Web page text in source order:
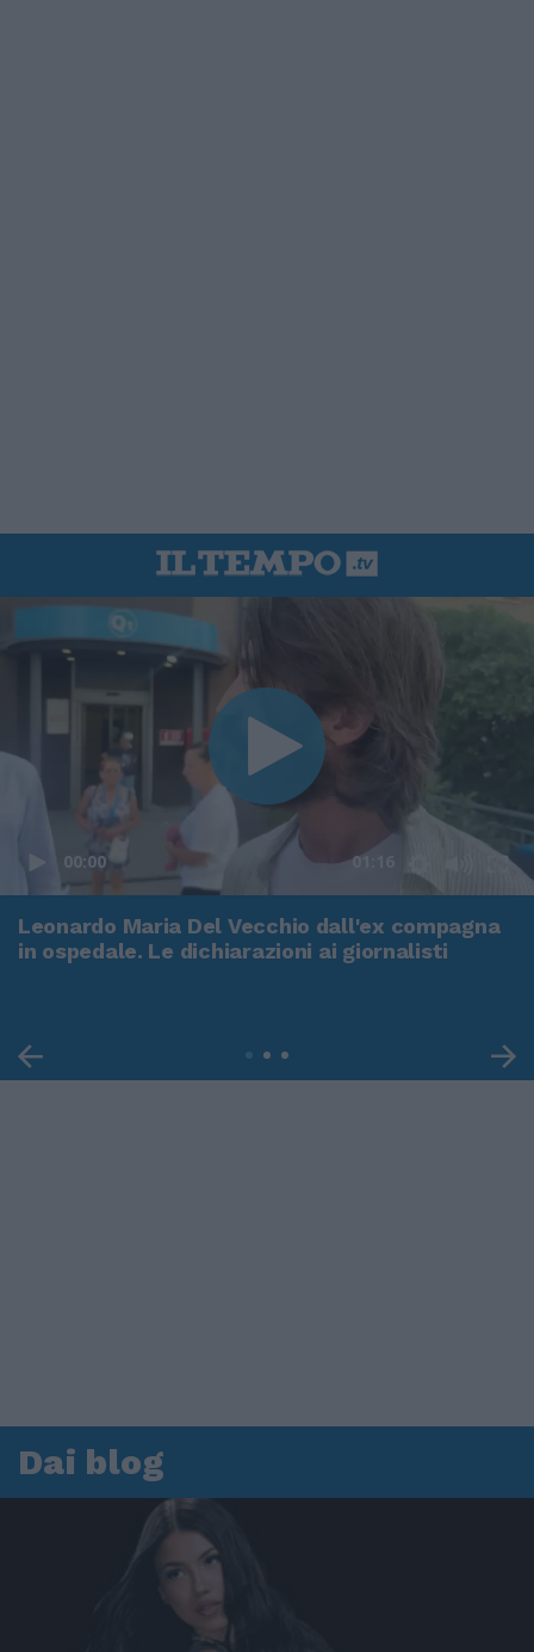
00:00 01:16
Leonardo Maria Del Vecchio dall'ex compagna
in ospedale. Le dichiarazioni ai giornalisti
Dai blog